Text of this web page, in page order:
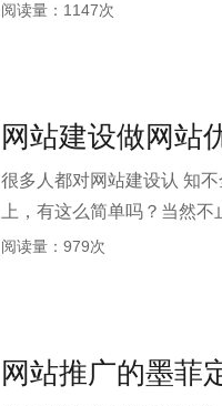
阅读量：1147次
网站建设做网站
很多人都对网站建设认 知
上，有这么简单吗？当然
否则一切是空谈。
阅读量：979次
网站推广的墨菲